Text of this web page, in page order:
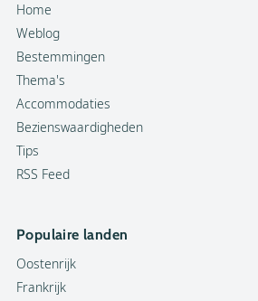
Home
Weblog
Bestemmingen
Thema's
Accommodaties
Bezienswaardigheden
Tips
RSS Feed
Populaire landen
Oostenrijk
Frankrijk